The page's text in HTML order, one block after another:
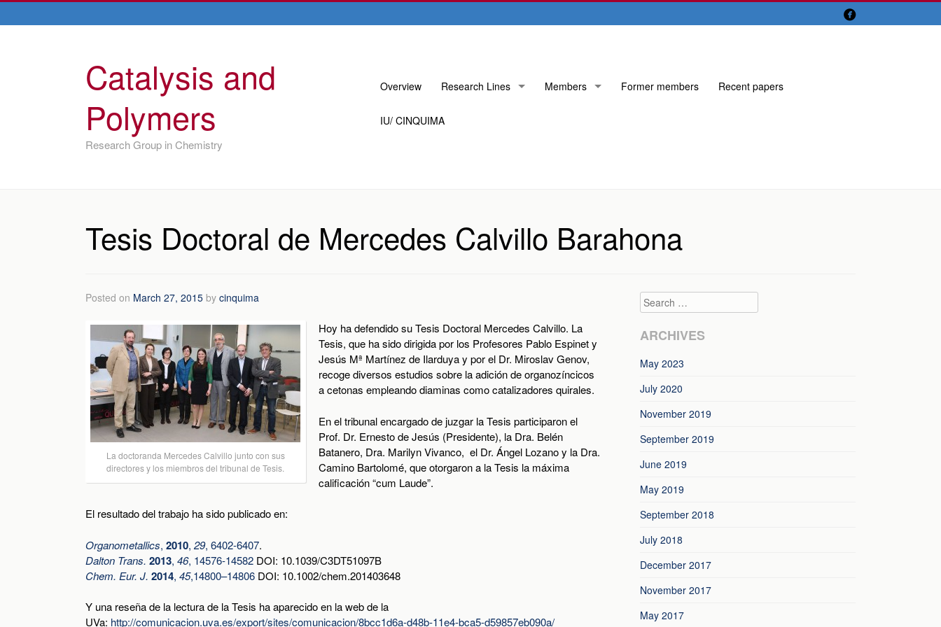

Catalysis and
Polymers
Research Group in Chemistry
Skip
content
Overview Research Lines Members Former members Recent papers
IU/ CINQUIMA
Tesis Doctoral de Mercedes Calvillo Barahona
Posted on March 27, 2015 by cinquima
La doctoranda Mercedes Calvillo junto con sus
directores y los miembros del tribunal de Tesis.
Hoy ha defendido su Tesis Doctoral Mercedes Calvillo. La
Tesis, que ha sido dirigida por los Profesores Pablo Espinet y
Jesús Mª Martínez de Ilarduya y por el Dr. Miroslav Genov,
recoge diversos estudios sobre la adición de organozíncicos
a cetonas empleando diaminas como catalizadores quirales.
En el tribunal encargado de juzgar la Tesis participaron el
Prof. Dr. Ernesto de Jesús (Presidente), la Dra. Belén
Batanero, Dra. Marilyn Vivanco, el Dr. Ángel Lozano y la Dra.
Camino Bartolomé, que otorgaron a la Tesis la máxima
calificación “cum Laude”.
El resultado del trabajo ha sido publicado en:
Organometallics, 2010, 29, 6402-6407.
Dalton Trans. 2013, 46, 14576-14582 DOI: 10.1039/C3DT51097B
Chem. Eur. J. 2014, 45,14800–14806 DOI: 10.1002/chem.201403648
Y una reseña de la lectura de la Tesis ha aparecido en la web de la
UVa: http://comunicacion.uva.es/export/sites/comunicacion/8bcc1d6a-d48b-11e4-bca5-d59857eb090a/
Search
ARCHIVES
May 2023
July 2020
November 2019
September 2019
June 2019
May 2019
September 2018
July 2018
December 2017
November 2017
May 2017